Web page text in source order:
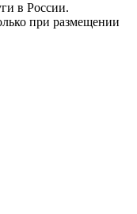
в России.
при размещении